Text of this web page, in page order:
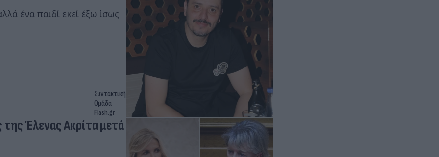
ένα παιδί εκεί έξω ίσως
Συντακτική
Ομάδα
Flash.gr
Έλενας Ακρίτα μετά